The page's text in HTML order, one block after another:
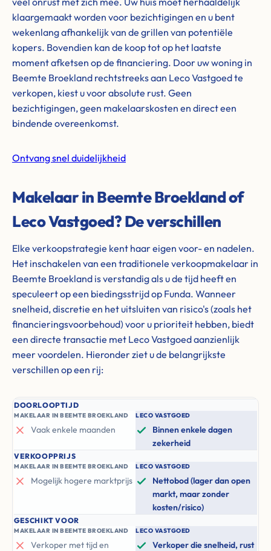
klaargemaakt worden voor bezichtigingen en u bent
wekenlang afhankelijk van de grillen van potentiële
kopers. Bovendien kan de koop tot op het laatste
moment afketsen op de financiering. Door uw woning in
Beemte Broekland rechtstreeks aan Leco Vastgoed te
verkopen, kiest u voor absolute rust. Geen
bezichtigingen, geen makelaarskosten en direct een
bindende overeenkomst.
Ontvang snel duidelijkheid
Makelaar in Beemte Broekland of
Leco Vastgoed? De verschillen
Elke verkoopstrategie kent haar eigen voor- en nadelen.
Het inschakelen van een traditionele verkoopmakelaar in
Beemte Broekland is verstandig als u de tijd heeft en
speculeert op een biedingsstrijd op Funda. Wanneer
snelheid, discretie en het uitsluiten van risico's (zoals het
financieringsvoorbehoud) voor u prioriteit hebben, biedt
een directe transactie met Leco Vastgoed aanzienlijk
meer voordelen. Hieronder ziet u de belangrijkste
verschillen op een rij:
DOORLOOPTIJD
MAKELAAR IN BEEMTE BROEKLAND
Vaak enkele maanden
LECO VASTGOED
Binnen enkele dagen
zekerheid
VERKOOPPRIJS
MAKELAAR IN BEEMTE BROEKLAND
Mogelijk hogere marktprijs
LECO VASTGOED
Nettobod (lager dan open
markt, maar zonder
kosten/risico)
GESCHIKT VOOR
MAKELAAR IN BEEMTE BROEKLAND
Verkoper met tijd en
LECO VASTGOED
Verkoper die snelheid, rust